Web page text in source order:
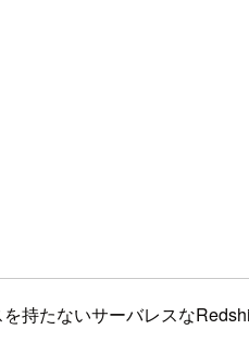
持たないサーバレスな